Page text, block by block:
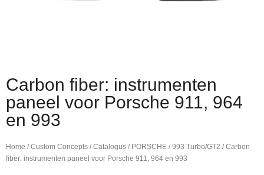
Carbon fiber: instrumenten
paneel voor Porsche 911, 964
en 993
Home /Custom Concepts /Catalogus / PORSCHE /993 Turbo/GT2 / Carbon
fiber: instrumenten paneel voor Porsche 911, 964 en 993